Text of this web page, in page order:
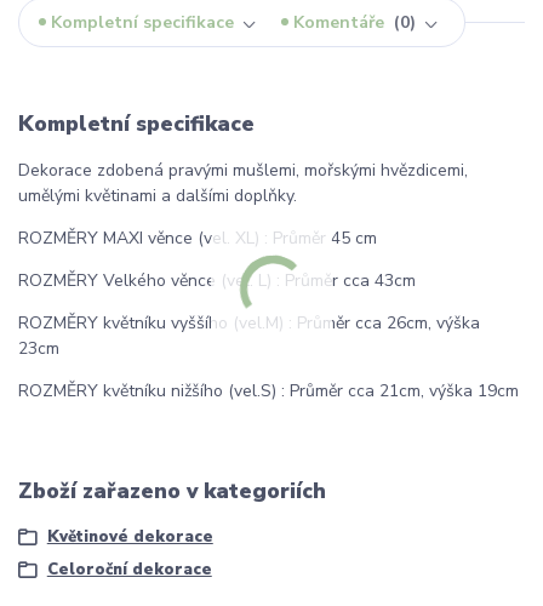
Kompletní specifikace Komentáře 0
Kompletní specifikace
Dekorace zdobená pravými mušlemi, mořskými hvězdicemi,
umělými květinami a dalšími doplňky.
ROZMĚRY MAXI věnce (vel. XL) : Průměr 45 cm
ROZMĚRY Velkého věnce (vel. L) : Průměr cca 43cm
ROZMĚRY květníku vyššího (vel.M) : Průměr cca 26cm, výška
23cm
ROZMĚRY květníku nižšího (vel.S) : Průměr cca 21cm, výška 19cm
Zboží zařazeno v kategoriích
Květinové dekorace
Celoroční dekorace